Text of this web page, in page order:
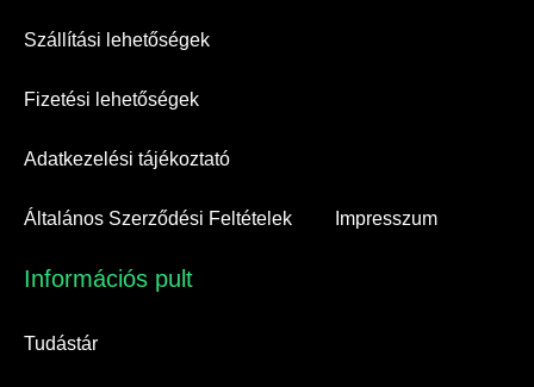
Szállítási lehetőségek
Fizetési lehetőségek
Adatkezelési tájékoztató
Általános Szerződési Feltételek Impresszum
Információs pult​
Tudástár